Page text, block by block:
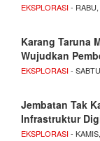
EKSPLORASI-
Karang Taruna
Wujudkan
EKSPLORASI-
Jembatan Tak
Infrastruktur
EKSPLORASI-